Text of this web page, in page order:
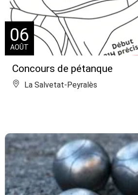
Concours de pétanque
06
AOÛT
La Salvetat-Peyralès